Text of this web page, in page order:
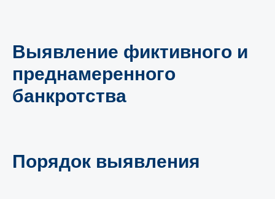
Выявление фиктивного и
преднамеренного
банкротства
Порядок выявления